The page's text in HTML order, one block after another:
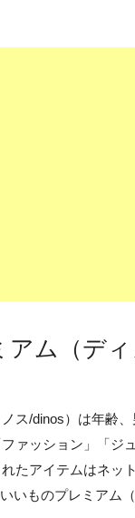
ム（デ
ス/dinos）は年齢
ァッション」「ジ
たアイテムはネッ
いものプレミアム